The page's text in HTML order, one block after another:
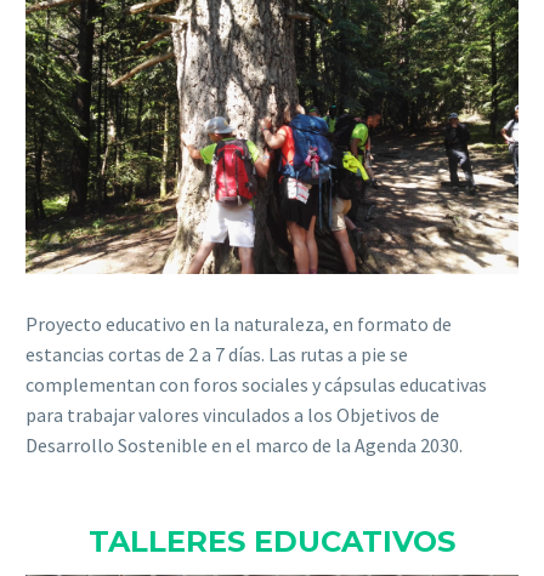
Proyecto educativo en la naturaleza, en formato de
estancias cortas de 2 a 7 días. Las rutas a pie se
complementan con foros sociales y cápsulas educativas
para trabajar valores vinculados a los Objetivos de
Desarrollo Sostenible en el marco de la Agenda 2030.
TALLERES EDUCATIVOS